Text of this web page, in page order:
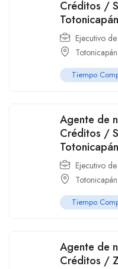
Créditos /
Totonicapán
Ejecutivo
Totonicapán
Tiempo
Agente de
Créditos /
Totonicapán
Ejecutivo
Totonicapán
Tiempo
Agente de
Créditos /